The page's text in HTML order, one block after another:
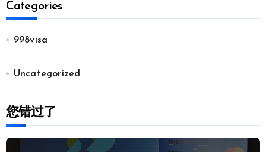
Categories
998visa
Uncategorized
您错过了